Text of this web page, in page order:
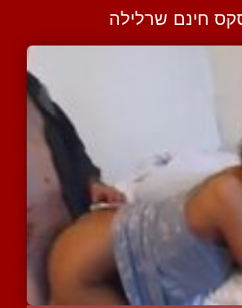
חינם שרלילה